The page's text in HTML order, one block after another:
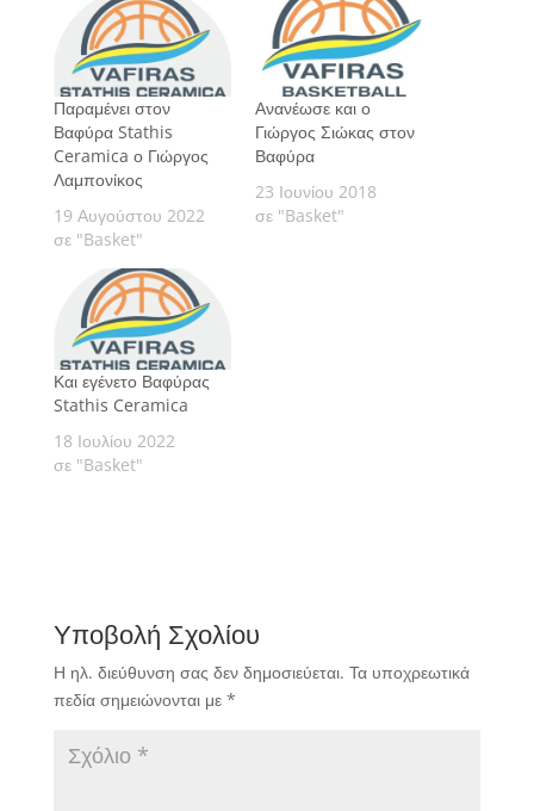
Παραμένει στον
Βαφύρα Stathis
Ceramica ο Γιώργος
Λαμπονίκος
19 Αυγούστου 2022
σε "Basket"
Ανανέωσε και ο
Γιώργος Σιώκας στον
Βαφύρα
23 Ιουνίου 2018
σε "Basket"
Και εγένετο Βαφύρας
Stathis Ceramica
18 Ιουλίου 2022
σε "Basket"
Υποβολή Σχολίου
Η ηλ. διεύθυνση σας δεν δημοσιεύεται. Τα υποχρεωτικά
πεδία σημειώνονται με *